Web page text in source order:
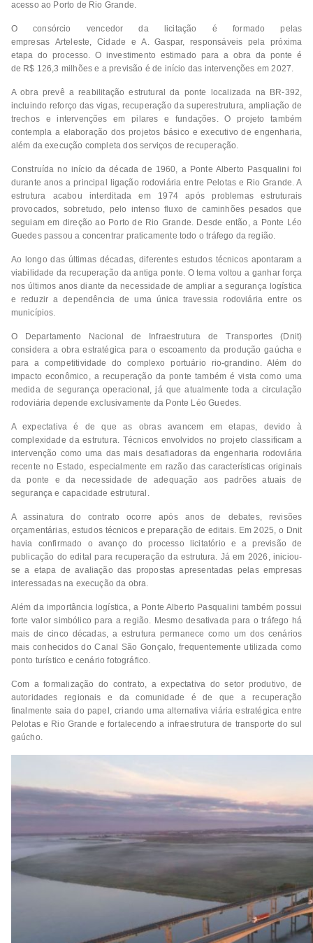
acesso ao Porto de Rio Grande.
O consórcio vencedor da licitação é formado pelas
empresas Arteleste, Cidade e A. Gaspar, responsáveis pela próxima
etapa do processo. O investimento estimado para a obra da ponte é
de R$ 126,3 milhões e a previsão é de início das intervenções em 2027.
A obra prevê a reabilitação estrutural da ponte localizada na BR-392,
incluindo reforço das vigas, recuperação da superestrutura, ampliação de
trechos e intervenções em pilares e fundações. O projeto também
contempla a elaboração dos projetos básico e executivo de engenharia,
além da execução completa dos serviços de recuperação.
Construída no início da década de 1960, a Ponte Alberto Pasqualini foi
durante anos a principal ligação rodoviária entre Pelotas e Rio Grande. A
estrutura acabou interditada em 1974 após problemas estruturais
provocados, sobretudo, pelo intenso fluxo de caminhões pesados que
seguiam em direção ao Porto de Rio Grande. Desde então, a Ponte Léo
Guedes passou a concentrar praticamente todo o tráfego da região.
Ao longo das últimas décadas, diferentes estudos técnicos apontaram a
viabilidade da recuperação da antiga ponte. O tema voltou a ganhar força
nos últimos anos diante da necessidade de ampliar a segurança logística
e reduzir a dependência de uma única travessia rodoviária entre os
municípios.
O Departamento Nacional de Infraestrutura de Transportes (Dnit)
considera a obra estratégica para o escoamento da produção gaúcha e
para a competitividade do complexo portuário rio-grandino. Além do
impacto econômico, a recuperação da ponte também é vista como uma
medida de segurança operacional, já que atualmente toda a circulação
rodoviária depende exclusivamente da Ponte Léo Guedes.
A expectativa é de que as obras avancem em etapas, devido à
complexidade da estrutura. Técnicos envolvidos no projeto classificam a
intervenção como uma das mais desafiadoras da engenharia rodoviária
recente no Estado, especialmente em razão das características originais
da ponte e da necessidade de adequação aos padrões atuais de
segurança e capacidade estrutural.
A assinatura do contrato ocorre após anos de debates, revisões
orçamentárias, estudos técnicos e preparação de editais. Em 2025, o Dnit
havia confirmado o avanço do processo licitatório e a previsão de
publicação do edital para recuperação da estrutura. Já em 2026, iniciou-
se a etapa de avaliação das propostas apresentadas pelas empresas
interessadas na execução da obra.
Além da importância logística, a Ponte Alberto Pasqualini também possui
forte valor simbólico para a região. Mesmo desativada para o tráfego há
mais de cinco décadas, a estrutura permanece como um dos cenários
mais conhecidos do Canal São Gonçalo, frequentemente utilizada como
ponto turístico e cenário fotográfico.
Com a formalização do contrato, a expectativa do setor produtivo, de
autoridades regionais e da comunidade é de que a recuperação
finalmente saia do papel, criando uma alternativa viária estratégica entre
Pelotas e Rio Grande e fortalecendo a infraestrutura de transporte do sul
gaúcho.